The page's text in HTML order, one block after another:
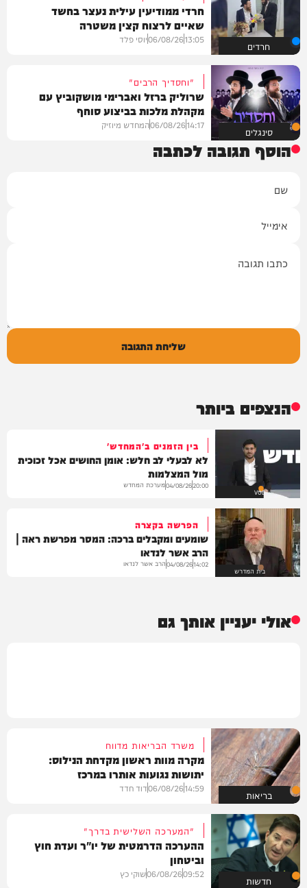
חרדים
חרדי ממודיעין עילית נעצר בחשד
שאיים לרצוח קצין משטרה
13:05
06/08/26יוסי פלד
סינגלים
"וחסדיך הרבים"
שרוליק ברזל ואברימי מושקוביץ עם
מקהלת מלכות בביצוע סוחף
14:17
06/08/26המחדש מיוזיק
הוסף תגובה לכתבה
שליחת התגובה
הנצפים ביותר
VOD
בין הזמנים ב'המחדש'
לא לבעלי לב חלש: אומן החושים אכל זכוכית
מול המצלמות
20:00
04/08/26מערכת המחדש
בית המדרש
הפרשה בקצרה
שומעים ומקבלים ברכה: המסר מפרשת ראה |
הרב אשר לנדאו
14:02
04/08/26הרב אשר לנדאו
אולי יעניין אותך גם
בריאות
משרד הבריאות מדווח
מקרה מוות ראשון מקדחת הנילוס:
יתושות נגועות אותרו במרכז
14:59
06/08/26דוד חדד
חדשות
"המערכה השלישית בדרך"
ההערכה הדרמטית של יו"ר ועדת חוץ
וביטחון
09:52
06/08/26שוקי כץ